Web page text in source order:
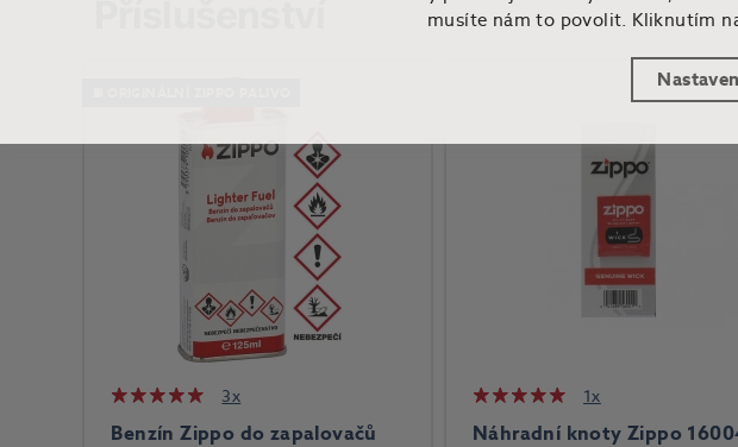
Příslušenství
3x
Benzín Zippo do zapalovačů
1x
Náhradní knoty Zippo
musíte nám to povolit. Kliknutím